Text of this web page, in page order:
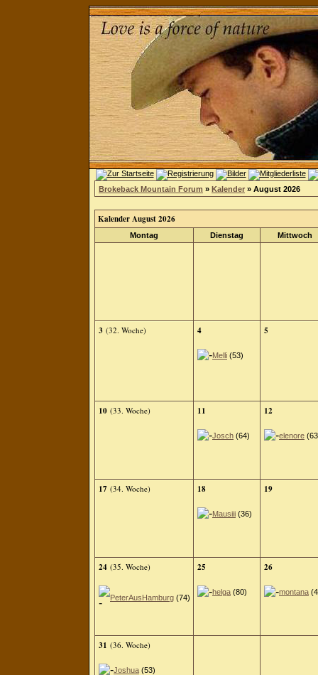
Brokeback Mountain Forum » Kalender » August 2026
Kalender August 2026
Montag Dienstag Mittwoch
3 (32. Woche) 4
Melli (53)
5
10 (33. Woche) 11
Josch (64)
12
elenore
17 (34. Woche) 18
Mausiii (36)
19
24 (35. Woche)
PeterAusHamburg (74)
25
helga (80)
26
montana
31 (36. Woche)
Joshua (53)